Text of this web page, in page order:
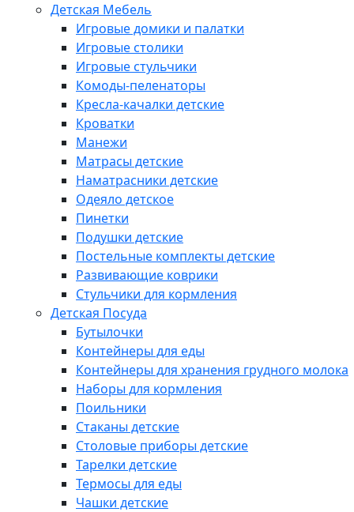
Детская Мебель
Игровые домики и палатки
Игровые столики
Игровые стульчики
Комоды-пеленаторы
Кресла-качалки детские
Кроватки
Манежи
Матрасы детские
Наматрасники детские
Одеяло детское
Пинетки
Подушки детские
Постельные комплекты детские
Развивающие коврики
Стульчики для кормления
Детская Посуда
Бутылочки
Контейнеры для еды
Контейнеры для хранения грудного молока
Наборы для кормления
Поильники
Стаканы детские
Столовые приборы детские
Тарелки детские
Термосы для еды
Чашки детские